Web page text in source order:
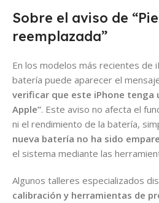
Sobre el aviso de
reemplazada”
En los modelos más recientes de
batería puede aparecer el
verificar que este iPhone tenga
Apple”. Este aviso no afecta el
ni el rendimiento de la batería,
nueva batería no ha sido
el sistema mediante las
Algunos talleres especializados
calibración y herramientas de